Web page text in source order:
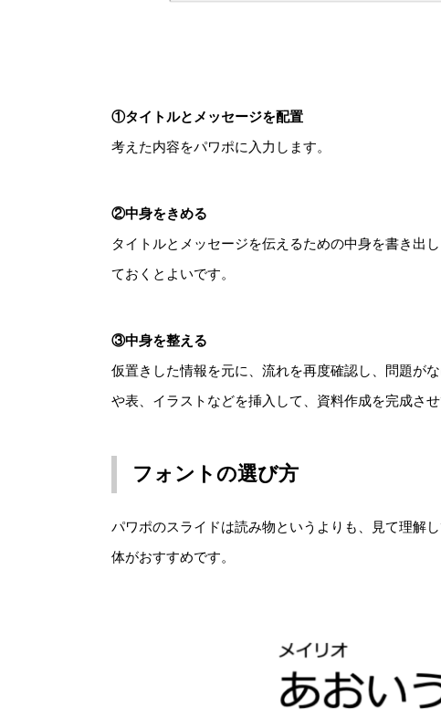
①タイトルとメッセージを配置
考えた内容をパワポに入力します。
②中身をきめる
タイトルとメッセージを伝えるための中身を書き出
ておくとよいです。
③中身を整える
仮置きした情報を元に、流れを再度確認し、問題が
や表、イラストなどを挿入して、資料作成を完成させ
フォントの選び方
パワポのスライドは読み物というよりも、見て理解
体がおすすめです。